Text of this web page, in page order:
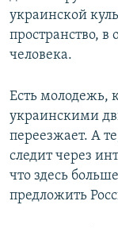
украинской
пространство, в
человека.
Есть молодежь,
украинскими
переезжает. А
следит через
что здесь
предложить